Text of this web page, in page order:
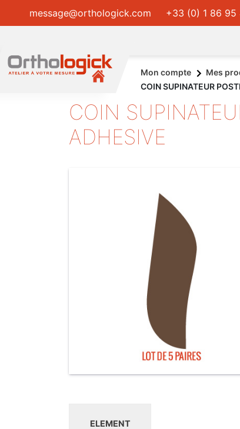
message@orthologick.com +33 (0) 1 86 95
Mon compte Mes
COIN SUPINATEUR
COIN
ADHESIVE
ELEMENT